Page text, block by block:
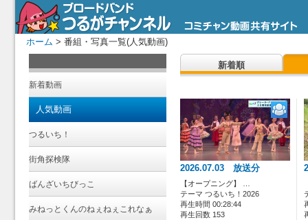
ホーム > 番組・写真一覧(人気動画)
新着動画
人気動画
つるいち！
街角探検隊
ばんざいちびっこ
みねっとくんのねぇねぇこれなぁ
新着順
2026.07.03 放送分
【オープニング】 …
テーマ つるいち！2026
再生時間 00:28:44
再生回数 153